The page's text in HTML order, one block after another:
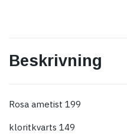
Beskrivning
Rosa ametist 199
kloritkvarts 149